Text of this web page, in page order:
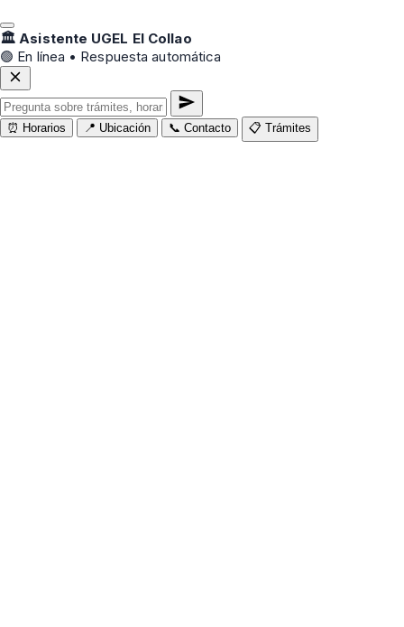
🏛️ Asistente UGEL El Collao
🟢 En línea • Respuesta automática
⏰ Horarios 📍 Ubicación 📞 Contacto 📋 Trámites